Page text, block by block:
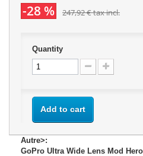
-28 % 247,92 €tax incl.
Quantity
Add to cart
Autre>:
GoPro Ultra Wide Lens Mod